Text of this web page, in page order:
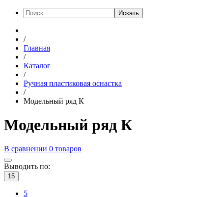
Искать
/
Главная
/
Каталог
/
Ручная пластиковая оснастка
/
Модельный ряд К
Модельный ряд К
В сравнении 0 товаров
Выводить по:
15
5